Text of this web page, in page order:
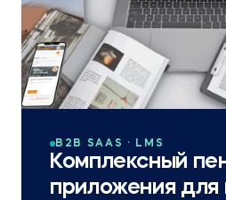
B2B SAAS · LMS
Комплексный
приложения